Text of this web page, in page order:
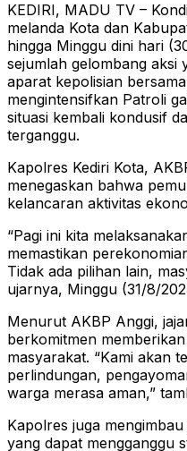
KEDIRI, MADU TV –
melanda Kota dan
hingga Minggu dini hari
sejumlah gelombang aksi
aparat kepolisian
mengintensifkan Patroli
situasi kembali kondusif
terganggu.
Kapolres Kediri Kota,
menegaskan bahwa
kelancaran aktivitas
“Pagi ini kita
memastikan
Tidak ada pilihan lain,
ujarnya, Minggu (31/8/
Menurut AKBP Anggi,
berkomitmen
masyarakat. “Kami akan
perlindungan,
warga merasa aman,”
Kapolres juga
yang dapat mengganggu